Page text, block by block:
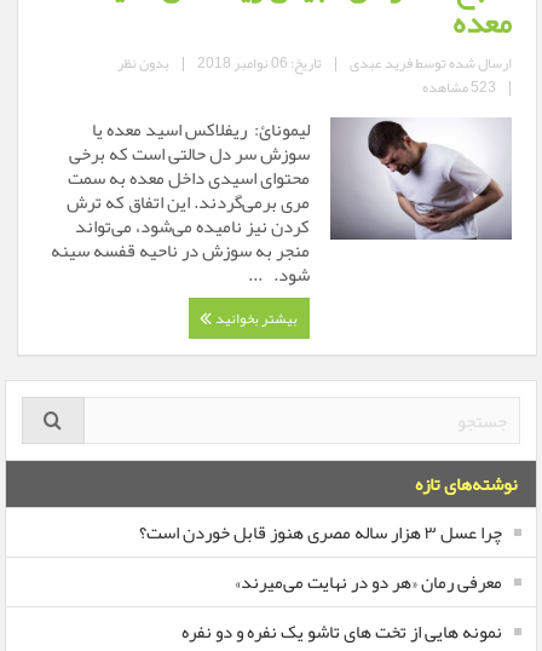
معده
ارسال شده توسطفرید عبدی | تاریخ: 06 نوامبر 2018 | بدون نظر
| 523 مشاهده
لیمونائ: ریفلاکس اسید معده یا
سوزش سر دل حالتی است که برخی
محتوای اسیدی داخل معده به سمت
مری برمی‌گردند. این اتفاق که ترش
کردن نیز نامیده می‌شود، می‌تواند
منجر به سوزش در ناحیه قفسه سینه
شود. ...
بیشتر بخوانید
نوشته‌های تازه
چرا عسل ۳ هزار ساله‌ مصری هنوز قابل خوردن است؟
معرفی رمان «هر دو در نهایت می‌میرند»
نمونه هایی از تخت های تاشو یک نفره و دو نفره